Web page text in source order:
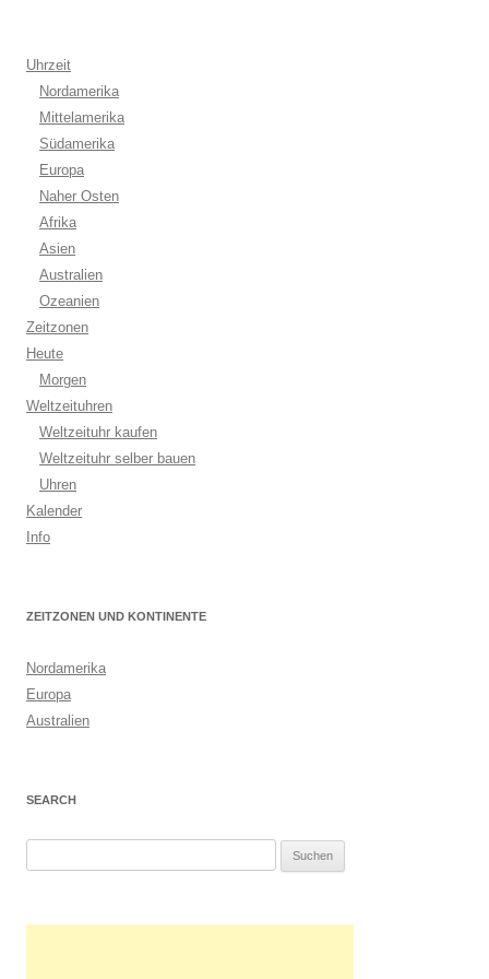
Uhrzeit
Nordamerika
Mittelamerika
Südamerika
Europa
Naher Osten
Afrika
Asien
Australien
Ozeanien
Zeitzonen
Heute
Morgen
Weltzeituhren
Weltzeituhr kaufen
Weltzeituhr selber bauen
Uhren
Kalender
Info
ZEITZONEN UND KONTINENTE
Nordamerika
Europa
Australien
SEARCH